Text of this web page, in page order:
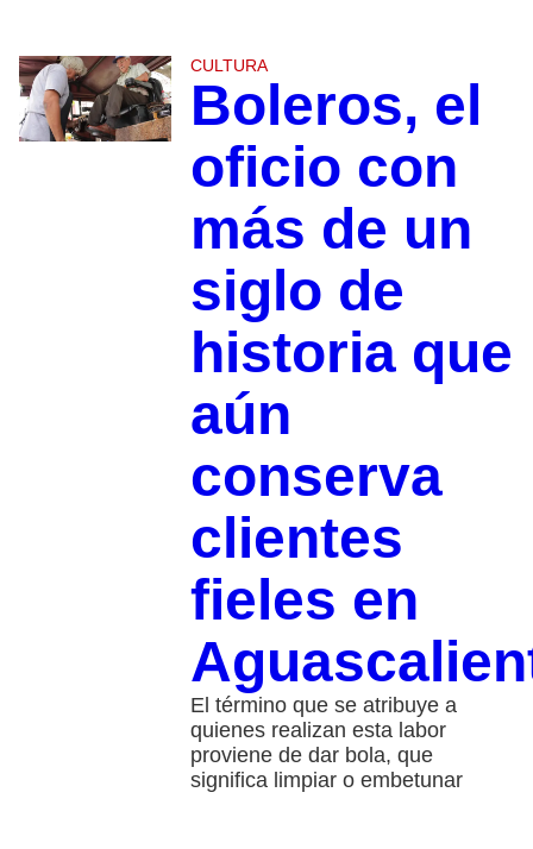
CULTURA
Boleros, el
oficio con
más de un
siglo de
historia que
aún
conserva
clientes
fieles en
El término que se atribuye a
quienes realizan esta labor
proviene de dar bola, que
significa limpiar o embetunar